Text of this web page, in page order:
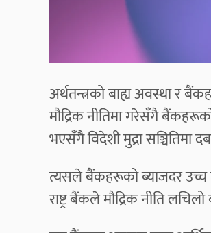
अर्थतन्त्रको बाह्य अवस्था र
मौद्रिक नीतिमा गरेसँगै
भएसँगै विदेशी मुद्रा सञ्चितिमा
त्यसले बैंकहरूको ब्याजदर उच्च
राष्ट्र बैंकले मौद्रिक नीति